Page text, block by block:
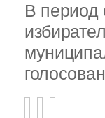
В период